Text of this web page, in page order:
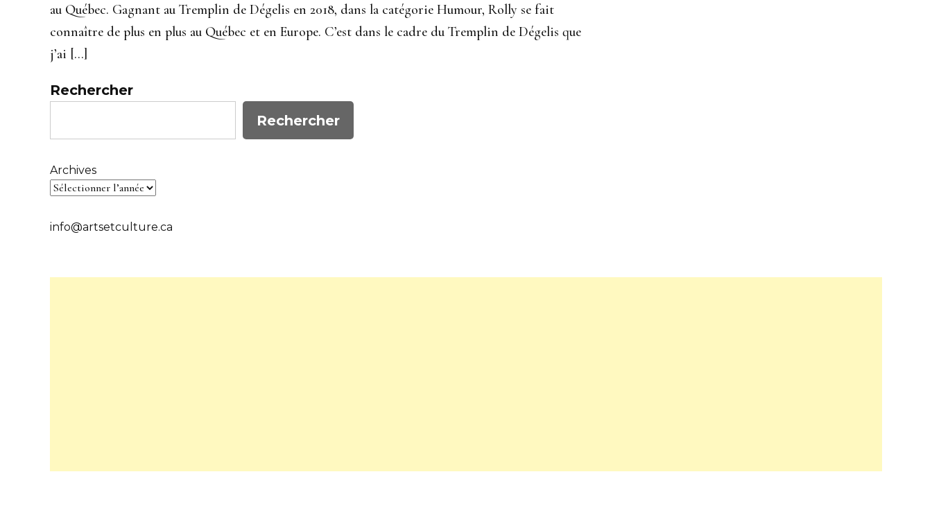
au Québec. Gagnant au Tremplin de Dégelis en 2018, dans la catégorie Humour, Rolly se fait
connaître de plus en plus au Québec et en Europe. C’est dans le cadre du Tremplin de Dégelis que
j’ai […]
Rechercher
Rechercher
Archives
info@artsetculture.ca